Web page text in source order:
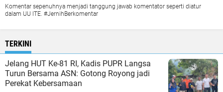
Komentar sepenuhnya menjadi tanggung jawab komentator seperti diatur
dalam UU ITE. #JernihBerkomentar
TERKINI
Jelang HUT Ke-81 RI, Kadis PUPR Langsa
Turun Bersama ASN: Gotong Royong jadi
Perekat Kebersamaan